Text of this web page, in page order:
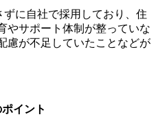
に自社で採用しており、住
やサポート体制が整っていな
慮が不足していたことなどが
イント